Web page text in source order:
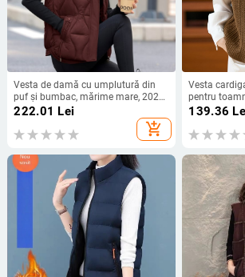
Vesta de damă cu umplutură din
puf și bumbac, mărime mare, 2025,
guler înalt, lungime scurtă, stil
222.01 Lei
add_shopping_cart
Vesta
pentru
față,
139.36